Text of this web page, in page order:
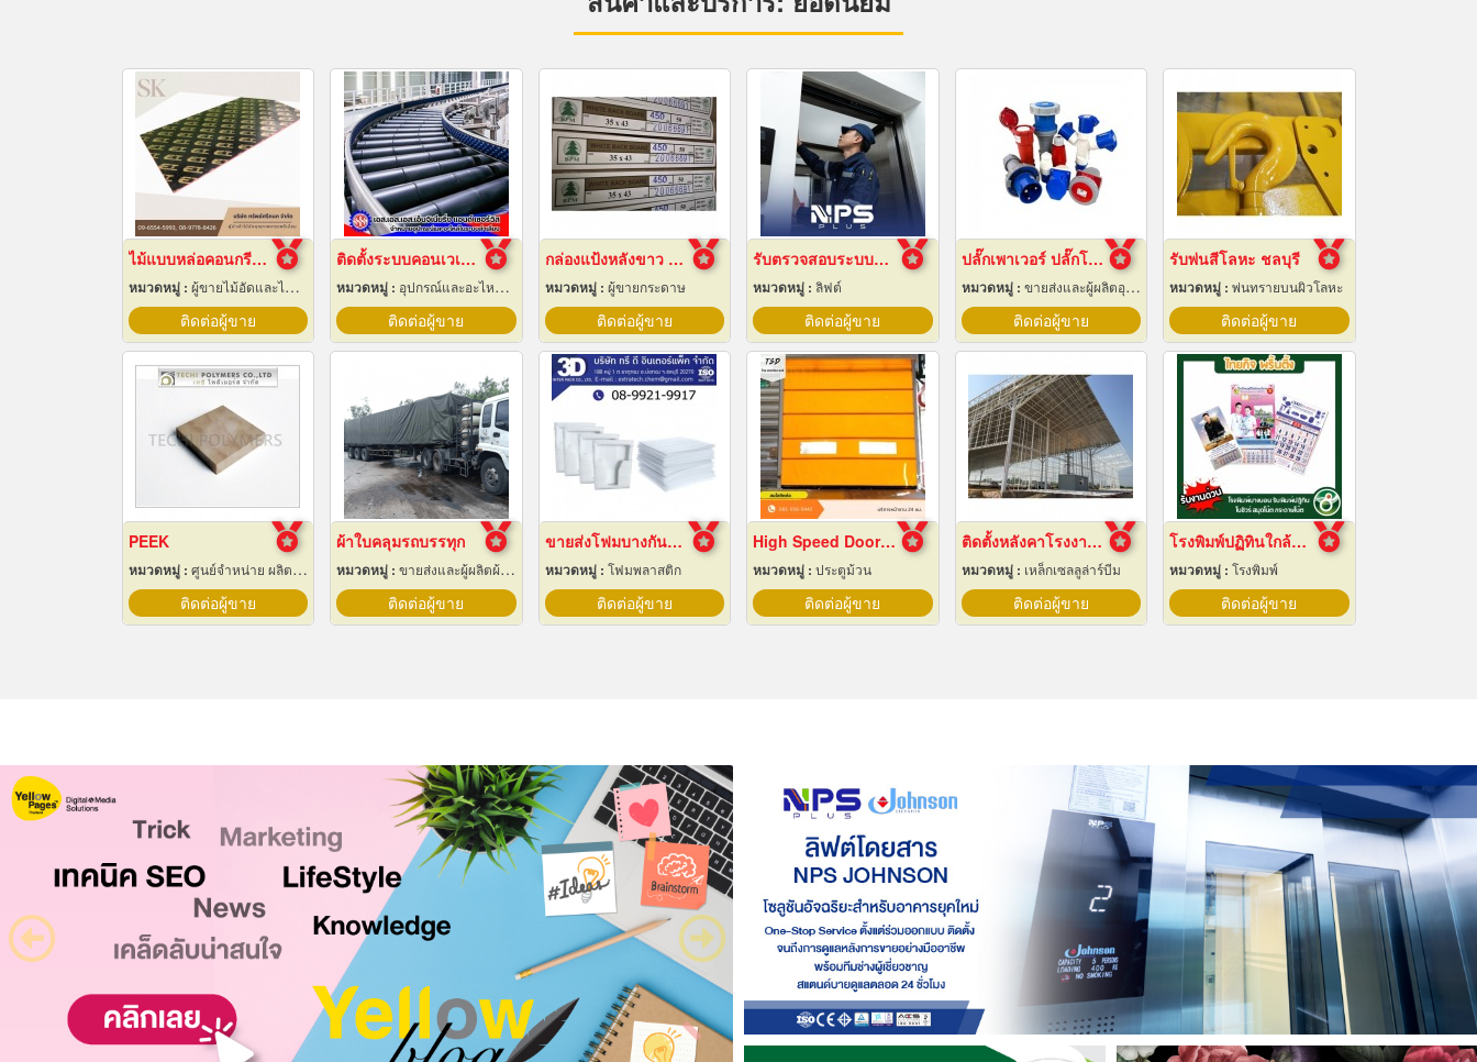
ไม้แบบหล่อคอนกรีต ไม้แบบเทปูน
หมวดหมู่ : ผู้ขายไม้อัดและไม้บาง
ติดต่อผู้ขาย
ติดตั้งระบบคอนเวเยอร์ (conveyor)
หมวดหมู่ : อุปกรณ์และอะไหล่เครื่องลำเลียงวัสดุ
ติดต่อผู้ขาย
กล่องแป้งหลังขาว บางเลนเกรดA(BL-Aหลังขาว)
หมวดหมู่ : ผู้ขายกระดาษ
ติดต่อผู้ขาย
รับตรวจสอบระบบลิฟต์ ซ่อมบำรุงรักษา Maintenance
หมวดหมู่ : ลิฟต์
ติดต่อผู้ขาย
ปลั๊กเพาเวอร์ ปลั๊กโรงงาน ปลั๊กอุตสาหกรรม พัทยา ชลบุรี
หมวดหมู่ : ขายส่งและผู้ผลิตอุปกรณ์เครื่องใช้ไฟฟ้า
ติดต่อผู้ขาย
รับพ่นสีโลหะ ชลบุรี
หมวดหมู่ : พ่นทรายบนผิวโลหะ
ติดต่อผู้ขาย
PEEK
หมวดหมู่ : ศูนย์จำหน่าย ผลิตภัณฑ์พลาสติกชนิดแท่ง ท่อ แผ่นและสาย
ติดต่อผู้ขาย
ผ้าใบคลุมรถบรรทุก
หมวดหมู่ : ขายส่งและผู้ผลิตผ้าใบ
ติดต่อผู้ขาย
ขายส่งโฟมบางกันกระแทก ราคาโรงงาน
หมวดหมู่ : โฟมพลาสติก
ติดต่อผู้ขาย
High Speed Door สมุทรปราการ
หมวดหมู่ : ประตูม้วน
ติดต่อผู้ขาย
ติดตั้งหลังคาโรงงานเซลลูล่าร์บีม
หมวดหมู่ : เหล็กเซลลูล่าร์บีม
ติดต่อผู้ขาย
โรงพิมพ์ปฏิทินใกล้ฉัน
หมวดหมู่ : โรงพิมพ์
ติดต่อผู้ขาย